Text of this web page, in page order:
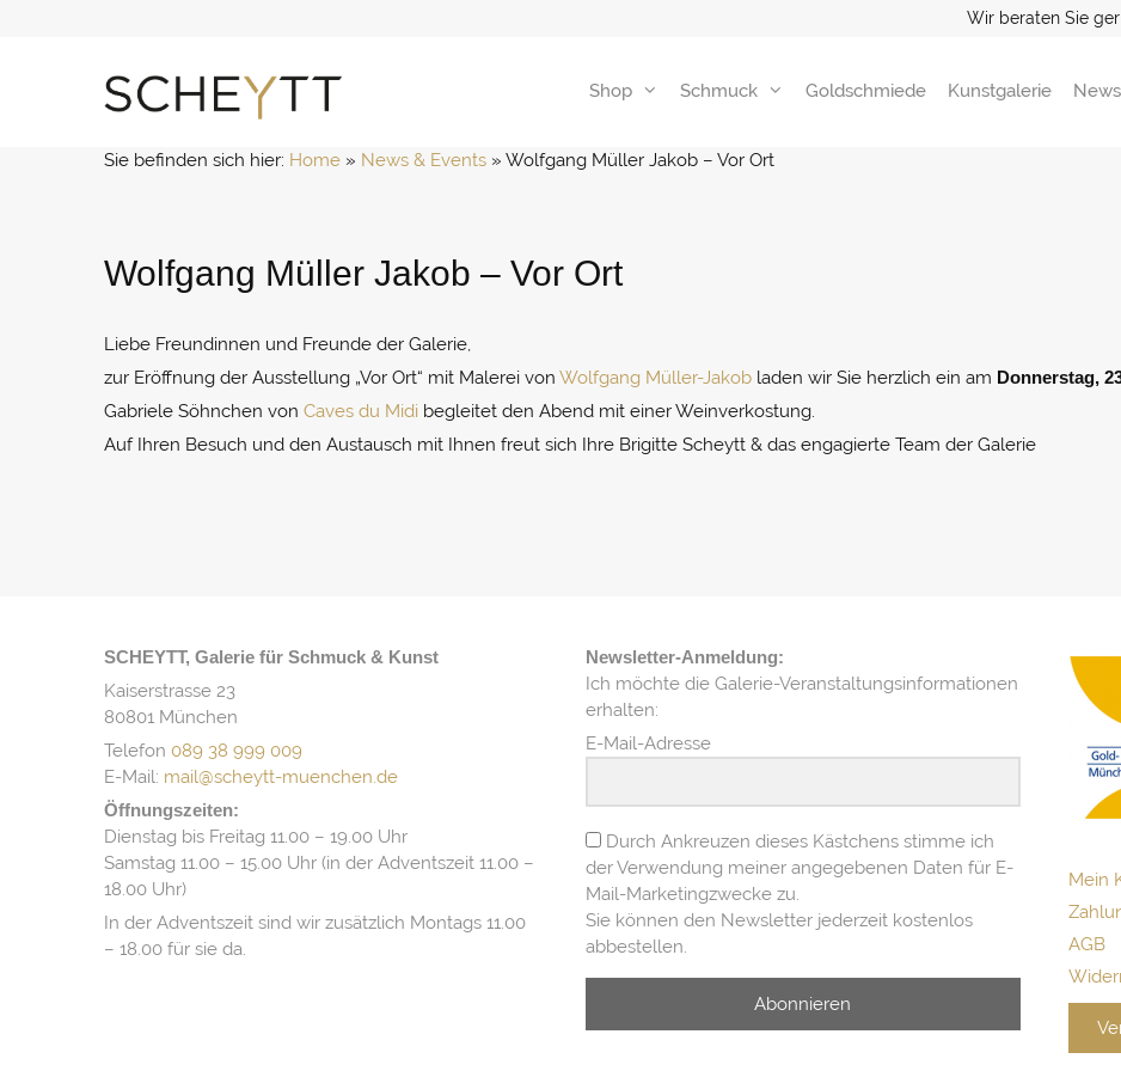
Wir beraten Sie
Shop Schmuck Goldschmiede Kunstgalerie
Sie befinden sich hier: Home » News & Events » Wolfgang Müller Jakob – Vor Ort
Wolfgang Müller Jakob – Vor Ort
Liebe Freundinnen und Freunde der Galerie,
zur Eröffnung der Ausstellung „Vor Ort“ mit Malerei von Wolfgang Müller-Jakob laden wir Sie herzlich ein am Donnerstag,
Gabriele Söhnchen von Caves du Midi begleitet den Abend mit einer Weinverkostung.
Auf Ihren Besuch und den Austausch mit Ihnen freut sich Ihre Brigitte Scheytt & das engagierte Team der Galerie
SCHEYTT, Galerie für Schmuck & Kunst
Kaiserstrasse 23
80801 München
Telefon 089 38 999 009
E-Mail: mail@scheytt-muenchen.de
Öffnungszeiten:
Dienstag bis Freitag 11.00 – 19.00 Uhr
Samstag 11.00 – 15.00 Uhr (in der Adventszeit 11.00 –
18.00 Uhr)
In der Adventszeit sind wir zusätzlich Montags 11.00
– 18.00 für sie da.
Newsletter-Anmeldung:
Ich möchte die Galerie-Veranstaltungsinformationen
erhalten:
E-Mail-Adresse
Durch Ankreuzen dieses Kästchens stimme ich
der Verwendung meiner angegebenen Daten für E-
Mail-Marketingzwecke zu.
Sie können den Newsletter jederzeit kostenlos
abbestellen.
Abonnieren
Mein
AGB